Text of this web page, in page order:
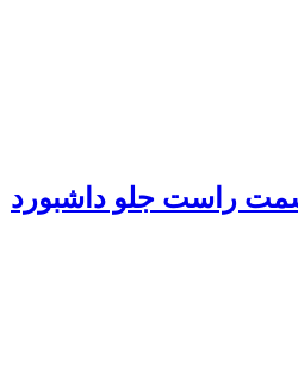
راست جلو داشبورد